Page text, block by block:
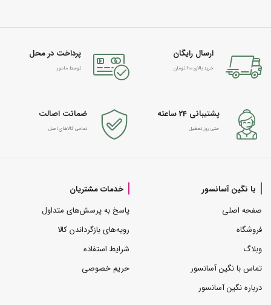
ارسال رایگان
خرید بالای 600 تومان
پرداخت در محل
توسط مامور
پشتیبانی 24 ساعته
حتی روز تعطیل
ضمانت اصالت
تمامی کالاهای اصل
با نگین آسانسور
صفحه اصلی
فروشگاه
وبلاگ
تماس با نگین آسانسور
درباره نگین آسانسور
خدمات مشتریان
پاسخ به پرسش‌های متداول
رویه‌های بازگرداندن کالا
شرایط استفاده
حریم خصوصی